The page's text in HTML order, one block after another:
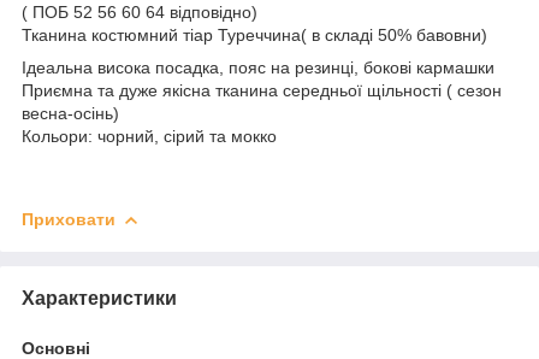
( ПОБ 52 56 60 64 відповідно)
Тканина костюмний тіар Туреччина( в складі 50% бавовни)
Ідеальна висока посадка, пояс на резинці, бокові кармашки
Приємна та дуже якісна тканина середньої щільності ( сезон
весна-осінь)
Кольори: чорний, сірий та мокко
Приховати
Характеристики
Основні